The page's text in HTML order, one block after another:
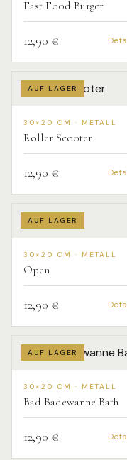
Fast Food Burger
12,90 €
AUF LAGER
30×20 CM · METALL
Roller Scooter
12,90 €
AUF LAGER
30×20 CM · METALL
Open
12,90 €
AUF LAGER
30×20 CM · METALL
Bad Badewanne Bath
12,90 €